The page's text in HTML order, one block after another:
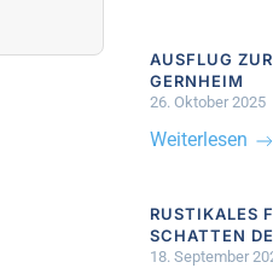
AUSFLUG
GERNHEIM
26. Oktober 2025
Weiterlesen
RUSTIKALES
SCHATTEN
18. September